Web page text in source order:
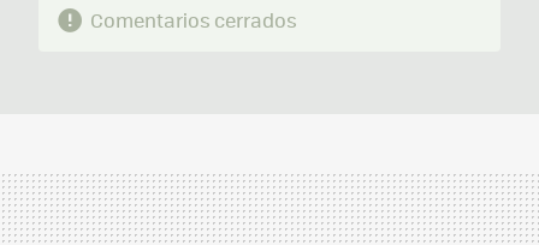
Comentarios cerrados